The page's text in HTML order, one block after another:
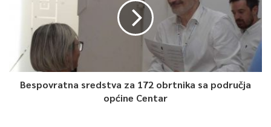
Bespovratna sredstva za 172 obrtnika sa područja
općine Centar